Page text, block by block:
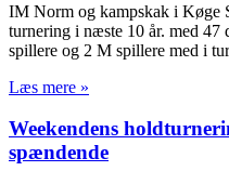
IM Norm og kampskak i Køge
turnering i næste 10 år. med 47
spillere og 2 M spillere med i
Læs mere »
Weekendens
spændende